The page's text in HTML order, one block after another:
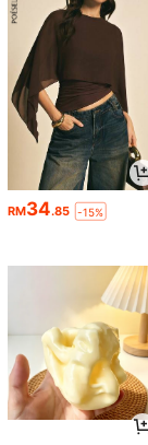
RM34.85 -15%